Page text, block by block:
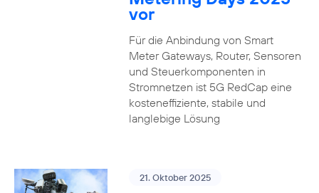
vor
Für die Anbindung von Smart
Meter Gateways, Router, Sensoren
und Steuerkomponenten in
Stromnetzen ist 5G RedCap eine
kosteneffiziente, stabile und
langlebige Lösung
21. Oktober 2025